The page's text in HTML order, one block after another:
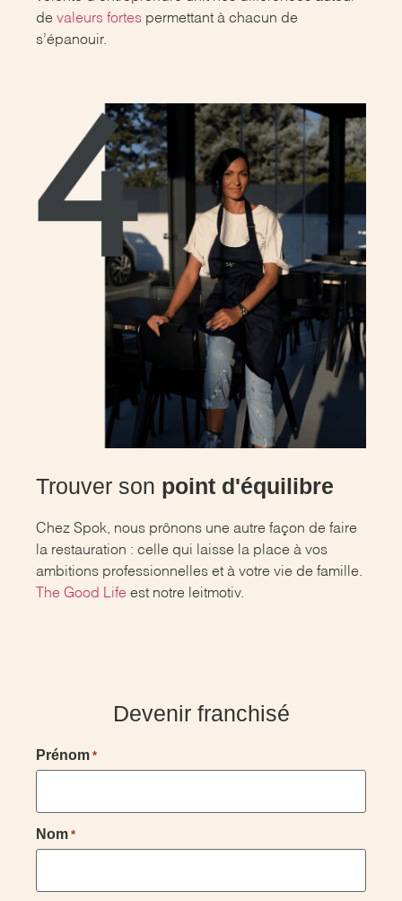
de valeurs fortes permettant à chacun de
s’épanouir.
Trouver son point d'équilibre
Chez Spok, nous prônons une autre façon de faire
la restauration : celle qui laisse la place à vos
ambitions professionnelles et à votre vie de famille.
The Good Life est notre leitmotiv.
Devenir franchisé
Prénom *
Nom *